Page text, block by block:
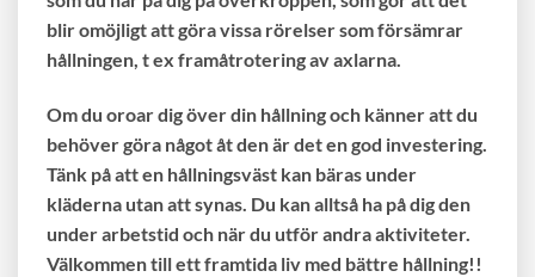
blir omöjligt att göra vissa rörelser som försämrar
hållningen, t ex framåtrotering av axlarna.
Om du oroar dig över din hållning och känner att du
behöver göra något åt den är det en god investering.
Tänk på att en hållningsväst kan bäras under
kläderna utan att synas. Du kan alltså ha på dig den
under arbetstid och när du utför andra aktiviteter.
Välkommen till ett framtida liv med bättre hållning!!